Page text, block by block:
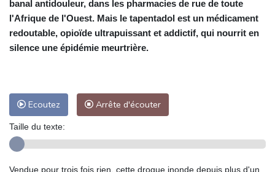
banal antidouleur, dans les pharmacies de rue de toute
l'Afrique de l'Ouest. Mais le tapentadol est un médicament
redoutable, opioïde ultrapuissant et addictif, qui nourrit en
silence une épidémie meurtrière.
Ecoutez Arrête d'écouter
Taille du texte:
Vendue pour trois fois rien, cette drogue inonde depuis plus d'un